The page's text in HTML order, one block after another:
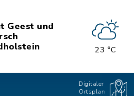
Geest und
23 °C
Digitaler
Ortsplan